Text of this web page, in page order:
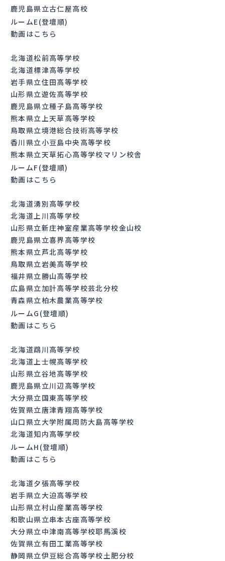
鹿児島県立古仁屋高校
ルームE(登壇順)
動画はこちら
北海道松前高等学校
北海道標津高等学校
岩手県立住田高等学校
山形県立遊佐高等学校
鹿児島県立種子島高等学校
熊本県立上天草高等学校
鳥取県立境港総合技術高等学校
香川県立小豆島中央高等学校
熊本県立天草拓心高等学校マリン校舎
ルームF(登壇順)
動画はこちら
北海道湧別高等学校
北海道上川高等学校
山形県立新庄神室産業高等学校金山校
鹿児島県立喜界高等学校
熊本県立芦北高等学校
鳥取県立岩美高等学校
福井県立勝山高等学校
広島県立加計高等学校芸北分校
青森県立柏木農業高等学校
ルームG(登壇順)
動画はこちら
北海道鵡川高等学校
北海道上士幌高等学校
山形県立谷地高等学校
鹿児島県立川辺高等学校
大分県立国東高等学校
佐賀県立唐津青翔高等学校
山口県立大学附属周防大島高等学校
北海道知内高等学校
ルームH(登壇順)
動画はこちら
北海道夕張高等学校
岩手県立大迫高等学校
山形県立村山産業高等学校
和歌山県立串本古座高等学校
大分県立中津南高等学校耶馬溪校
佐賀県立有田工業高等学校
静岡県立伊豆総合高等学校土肥分校